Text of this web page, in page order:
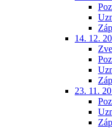
14. 12.
23. 11.